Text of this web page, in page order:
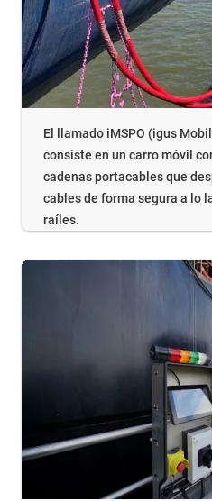
El llamado iMSPO (igus
consiste en un carro móvil
cadenas portacables que
cables de forma segura a lo
raíles.